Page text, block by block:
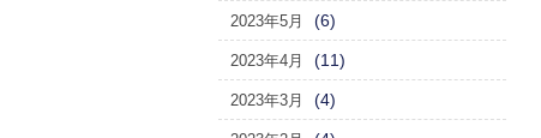
2023年5月 (6)
2023年4月 (11)
2023年3月 (4)